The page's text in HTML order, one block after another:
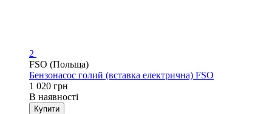
2
FSO (Польща)
Бензонасос голий (вставка електрична) FSO
1 020 грн
В наявності
Купити